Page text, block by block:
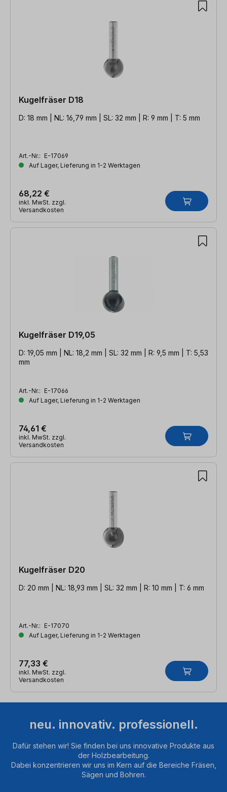
Kugelfräser D18
D: 18 mm | NL: 16,79 mm | SL: 32 mm | R: 9 mm | T: 5 mm
Art.-Nr.: E-17069
Auf Lager, Lieferung in 1-2 Werktagen
68,22 €
inkl. MwSt. zzgl.
Versandkosten
Kugelfräser D19,05
D: 19,05 mm | NL: 18,2 mm | SL: 32 mm | R: 9,5 mm | T: 5,53
mm
Art.-Nr.: E-17066
Auf Lager, Lieferung in 1-2 Werktagen
74,61 €
inkl. MwSt. zzgl.
Versandkosten
Kugelfräser D20
D: 20 mm | NL: 18,93 mm | SL: 32 mm | R: 10 mm | T: 6 mm
Art.-Nr.: E-17070
Auf Lager, Lieferung in 1-2 Werktagen
77,33 €
inkl. MwSt. zzgl.
Versandkosten
neu. innovativ. professionell.
Dafür stehen wir! Sie finden bei uns innovative Produkte aus
der Holzbearbeitung.
Dabei konzentrieren wir uns im Kern auf die Bereiche Fräsen,
Sägen und Bohren.